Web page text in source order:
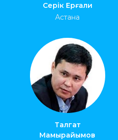
Серік Ерғали
Астана
Талгат
Мамырайымов